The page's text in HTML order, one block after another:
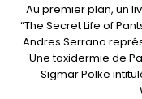
Au premier plan, un
“The Secret Life of
Andres Serrano
Une taxidermie de
Sigmar Polke